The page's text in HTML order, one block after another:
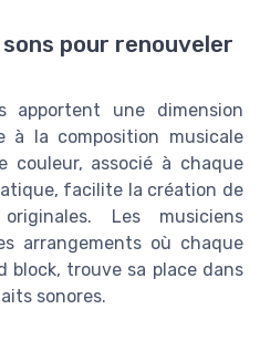
pour renouveler
apportent une dimension
à la composition musicale
couleur, associé à chaque
facilite la création de
Les musiciens
arrangements où chaque
block, trouve sa place dans
sonores.